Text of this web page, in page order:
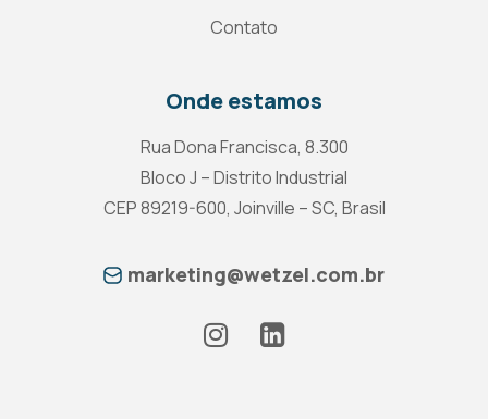
Contato
Onde estamos
Rua Dona Francisca, 8.300
Bloco J – Distrito Industrial
CEP 89219-600, Joinville – SC, Brasil
marketing@wetzel.com.br